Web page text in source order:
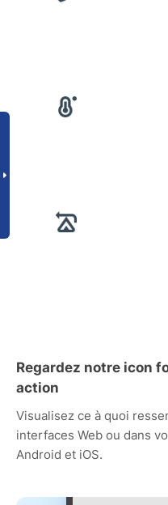
Regardez notre icon
action
Visualisez ce à quoi
interfaces Web ou dans
Android et iOS.